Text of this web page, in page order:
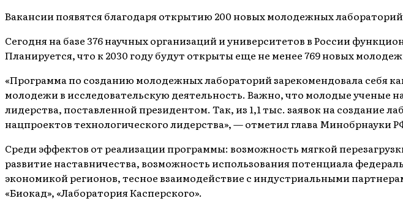
Вакансии появятся благодаря открытию 200 новых молодежных
Сегодня на базе 376 научных организаций и университетов в России
Планируется, что к 2030 году будут открыты еще не менее 769 новых
«Программа по созданию молодежных лабораторий зарекомендовала себя
молодежи в исследовательскую деятельность. Важно, что молодые ученые
лидерства, поставленной президентом. Так, из 1,1 тыс. заявок на
нацпроектов технологического лидерства», — отметил глава Минобрнауки
Среди эффектов от реализации программы: возможность мягкой
развитие наставничества, возможность использования потенциала
экономикой регионов, тесное взаимодействие с индустриальными
«Биокад», «Лаборатория Касперского».